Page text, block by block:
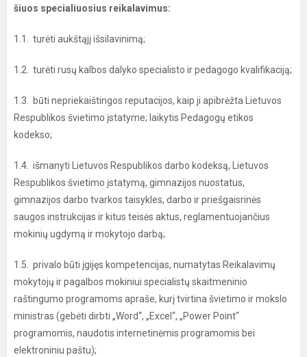
šiuos specialiuosius reikalavimus:
1.1. turėti aukštąjį išsilavinimą;
1.2. turėti rusų kalbos dalyko specialisto ir pedagogo kvalifikaciją;
1.3. būti nepriekaištingos reputacijos, kaip ji apibrėžta Lietuvos
Respublikos švietimo įstatyme; laikytis Pedagogų etikos
kodekso;
1.4. išmanyti Lietuvos Respublikos darbo kodeksą, Lietuvos
Respublikos švietimo įstatymą, gimnazijos nuostatus,
gimnazijos darbo tvarkos taisykles, darbo ir priešgaisrinės
saugos instrukcijas ir kitus teisės aktus, reglamentuojančius
mokinių ugdymą ir mokytojo darbą;
1.5. privalo būti įgijęs kompetencijas, numatytas Reikalavimų
mokytojų ir pagalbos mokiniui specialistų skaitmeninio
raštingumo programoms apraše, kurį tvirtina švietimo ir mokslo
ministras (gebėti dirbti „Word“, „Excel“, „Power Point“
programomis, naudotis internetinėmis programomis bei
elektroniniu paštu);